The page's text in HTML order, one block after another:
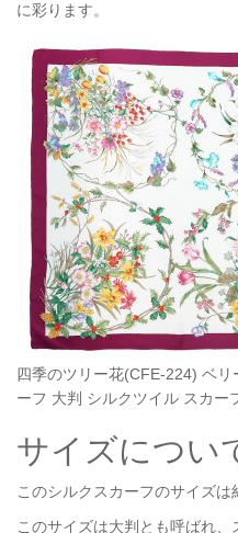
に彩ります。
四季のツリー花(CFE-224) ベリ
ーフ 大判 シルクツイル スカー
サイズについ
このシルクスカーフのサイズは
このサイズは大判とも呼ばれ